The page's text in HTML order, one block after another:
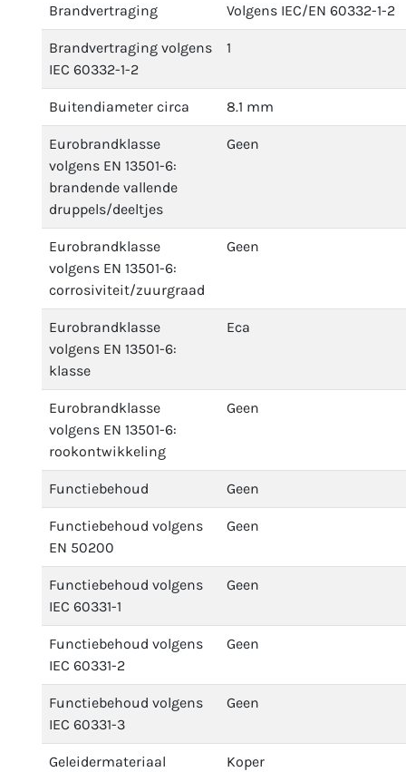
Brandvertraging Volgens IEC/EN 60332-1-2
Brandvertraging volgens
IEC 60332-1-2
1
Buitendiameter circa 8.1 mm
Eurobrandklasse
volgens EN 13501-6:
brandende vallende
druppels/deeltjes
Geen
Eurobrandklasse
volgens EN 13501-6:
corrosiviteit/zuurgraad
Geen
Eurobrandklasse
volgens EN 13501-6:
klasse
Eca
Eurobrandklasse
volgens EN 13501-6:
rookontwikkeling
Geen
Functiebehoud Geen
Functiebehoud volgens
EN 50200
Geen
Functiebehoud volgens
IEC 60331-1
Geen
Functiebehoud volgens
IEC 60331-2
Geen
Functiebehoud volgens
IEC 60331-3
Geen
Geleidermateriaal Koper